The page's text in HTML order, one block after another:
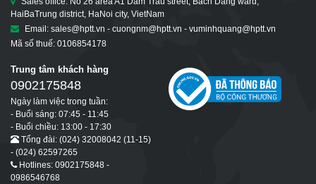
HaiBaTrung district, HaNoi city, VietNam
Email: sales@hptt.vn - cuongnm@hptt.vn - vuminhquang@hptt.vn
Mã số thuế: 0106854178
Trung tâm khách hàng
0902175848
Ngày làm việc trong tuần:
- Buổi sáng: 07:45 - 11:45
- Buổi chiều: 13:00 - 17:30
Tổng đài: (024) 32008042 (11-15)
- (024) 62597265
Hotlines: 0902175848 -
0986546768